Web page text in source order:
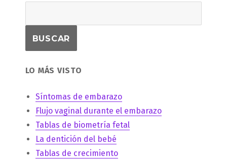
LO MÁS VISTO
Síntomas de embarazo
Flujo vaginal durante el embarazo
Tablas de biometría fetal
La dentición del bebé
Tablas de crecimiento